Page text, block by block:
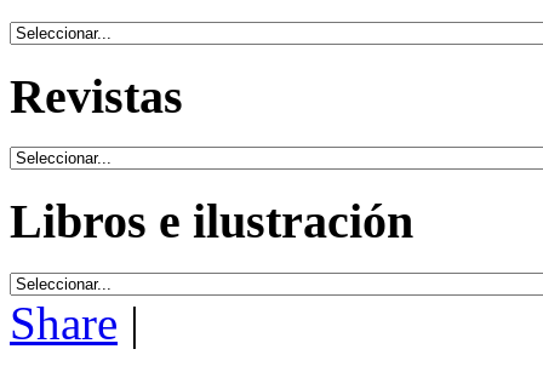
Revistas
Libros e ilustración
Share |